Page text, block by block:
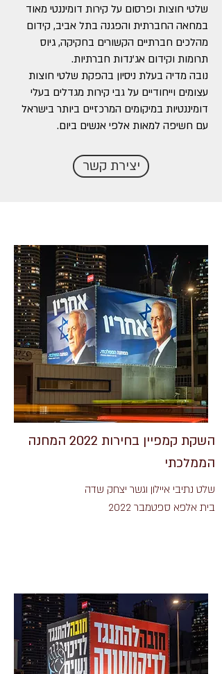
שלטי חוצות ופרסום על קירות דומיננטי מאוד
במחאה החברתית והפגנה בתל אביב, קידום
מהלכים חברתיים הקשורים בחקיקה, גיוס
תרומות וקידום אג'נדות חברתיות.
נובה מדיה בעלת ניסיון בהפקת שלטי חוצות
עצומים וייחודיים על גבי קירות מגדלים בעלי
דומיננטיות במיקומים המרכזיים ביותר בישראל
עם חשיפה למאות אלפי אנשים ביום.
יצירת קשר
השקת קמפיין בחירות 2022 המחנה
הממלכתי
שלט נתיבי איילון וגשר יצחק שדה
בית אלפא ספטמבר 2022